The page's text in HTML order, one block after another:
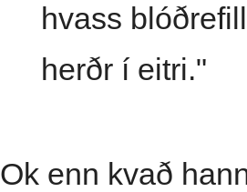
hvass
herðr í eitri."
Ok enn kvað